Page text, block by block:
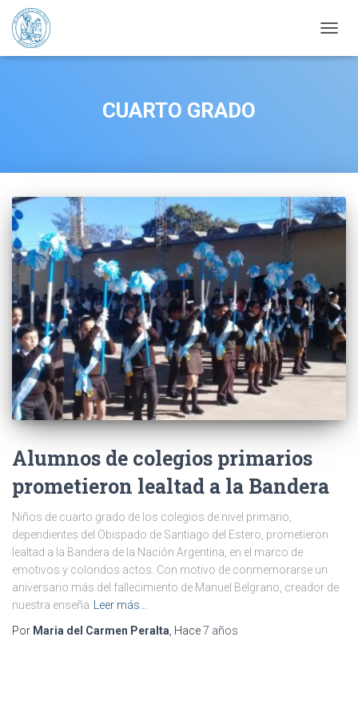
CUARTO GRADO
Alumnos de colegios primarios
prometieron lealtad a la Bandera
Niños de cuarto grado de los colegios de nivel primario,
dependientes del Obispado de Santiago del Estero, prometieron
lealtad a la Bandera de la Nación Argentina, en el marco de
emotivos y coloridos actos. Con motivo de conmemorarse un
aniversario más del fallecimiento de Manuel Belgrano, creador de
nuestra enseña
Leer más…
Por Maria del Carmen Peralta , Hace7 años